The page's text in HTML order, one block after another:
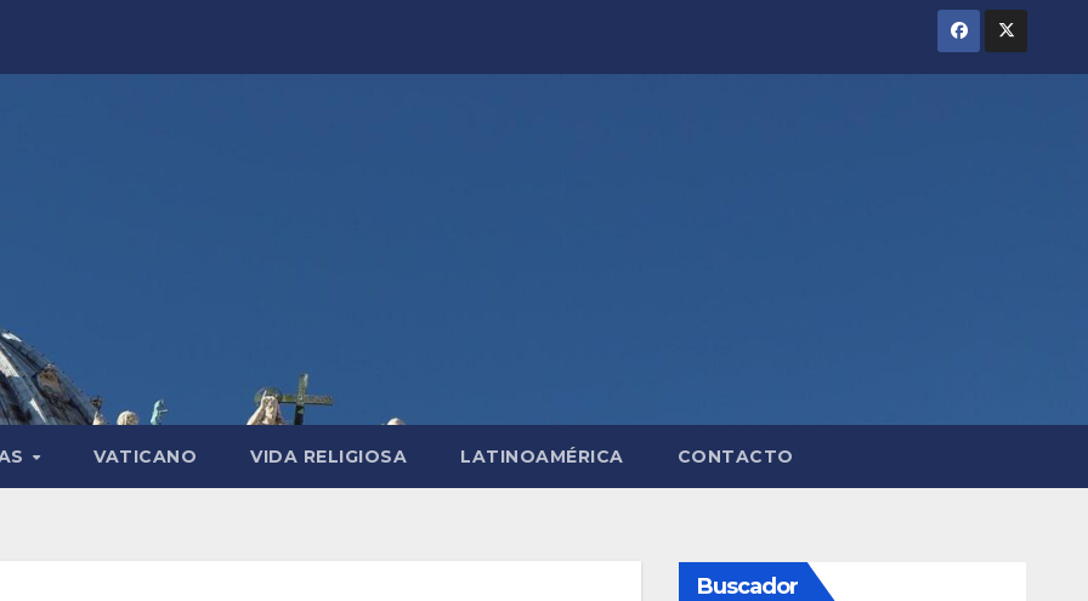
VATICANO VIDA RELIGIOSA LATINOAMÉRICA CONTACTO
Buscador